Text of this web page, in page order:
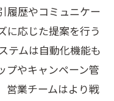
履歴やコミュニケー
に応じた提案を行う
テムは自動化機能も
プやキャンペーン管
営業チームはより戦